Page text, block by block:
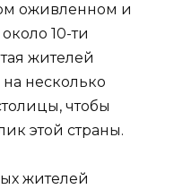
оживленном и
10-ти
жителей
несколько
чтобы
этой страны.
жителей